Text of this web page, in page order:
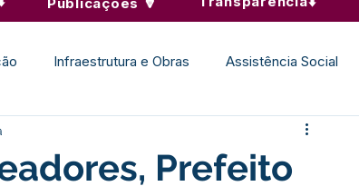
Infraestrutura e Obras Assistência Social
Institucional e Governo
Prefeito